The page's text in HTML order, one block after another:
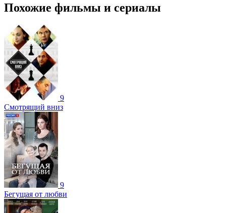
Похожие фильмы и сериалы
9
Смотрящий вниз
9
Бегущая от любви